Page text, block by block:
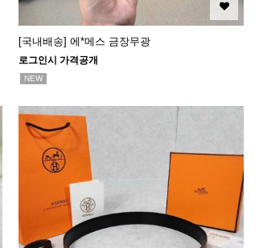
[국내배송] 에*메스 금장무광
로그인시 가격공개
NEW